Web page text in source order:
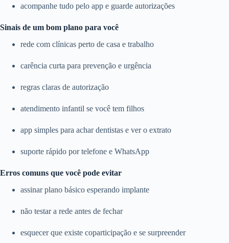
acompanhe tudo pelo app e guarde autorizações
Sinais de um bom plano para você
rede com clínicas perto de casa e trabalho
carência curta para prevenção e urgência
regras claras de autorização
atendimento infantil se você tem filhos
app simples para achar dentistas e ver o extrato
suporte rápido por telefone e WhatsApp
Erros comuns que você pode evitar
assinar plano básico esperando implante
não testar a rede antes de fechar
esquecer que existe coparticipação e se surpreender